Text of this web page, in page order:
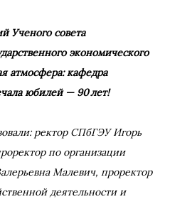
Ученого совета
экономического
атмосфера: кафедра
юбилей — 90 лет!
ректор СПбГЭУ Игорь
по организации
Малевич, проректор
деятельности и